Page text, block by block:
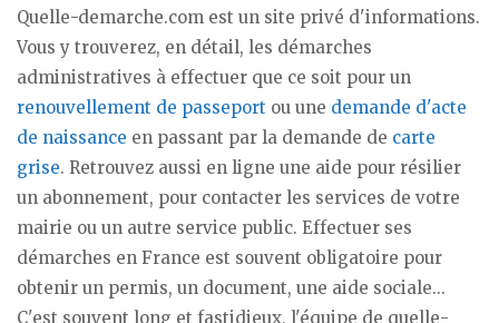
Quelle-demarche.com est un site privé d'informations.
Vous y trouverez, en détail, les démarches
administratives à effectuer que ce soit pour un
renouvellement de passeport ou une demande d'acte
de naissance en passant par la demande de carte
grise. Retrouvez aussi en ligne une aide pour résilier
un abonnement, pour contacter les services de votre
mairie ou un autre service public. Effectuer ses
démarches en France est souvent obligatoire pour
obtenir un permis, un document, une aide sociale...
C'est souvent long et fastidieux, l'équipe de quelle-